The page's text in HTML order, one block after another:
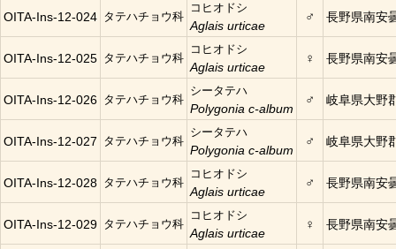
OITA-Ins-12-024 タテハチョウ科
コヒオドシ
Aglais urticae
♂ 長野県南安
OITA-Ins-12-025 タテハチョウ科
コヒオドシ
Aglais urticae
♀ 長野県南安
OITA-Ins-12-026 タテハチョウ科
シータテハ
Polygonia c-album
♂ 岐阜県大野
OITA-Ins-12-027 タテハチョウ科
シータテハ
Polygonia c-album
♂ 岐阜県大野
OITA-Ins-12-028 タテハチョウ科
コヒオドシ
Aglais urticae
♂ 長野県南安
OITA-Ins-12-029 タテハチョウ科
コヒオドシ
Aglais urticae
♀ 長野県南安